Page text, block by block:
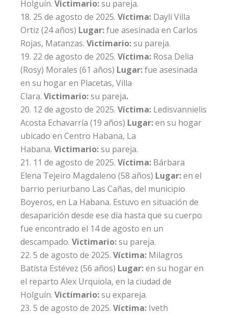
Holguín.Victimario:su pareja.
25 de agosto de 2025.Víctima: Dayli Villa
Ortiz (24 años) Lugar:fue asesinada en Carlos
Rojas, Matanzas.Victimario:su pareja.
22 de agosto de 2025.Víctima: Rosa Delia
(Rosy) Morales (61 años) Lugar:fue asesinada
en su hogar en Placetas, Villa
Clara.Victimario:su pareja.
12 de agosto de 2025.Víctima: Ledisvannielis
Acosta Echavarría (19 años) Lugar:en su hogar
ubicado en Centro Habana, La
Habana.Victimario:su pareja.
11 de agosto de 2025.Víctima: Bárbara
Elena Tejeiro Magdaleno (58 años) Lugar:en el
barrio periurbano Las Cañas, del municipio
Boyeros, en La Habana. Estuvo en situación de
desaparición desde ese día hasta que su cuerpo
fue encontrado el 14 de agosto en un
descampado.Victimario:su pareja.
5 de agosto de 2025.Víctima: Milagros
Batista Estévez (56 años) Lugar:en su hogar en
el reparto Alex Urquiola, en la ciudad de
Holguín. Victimario:su expareja.
5 de agosto de 2025.Víctima: Iveth